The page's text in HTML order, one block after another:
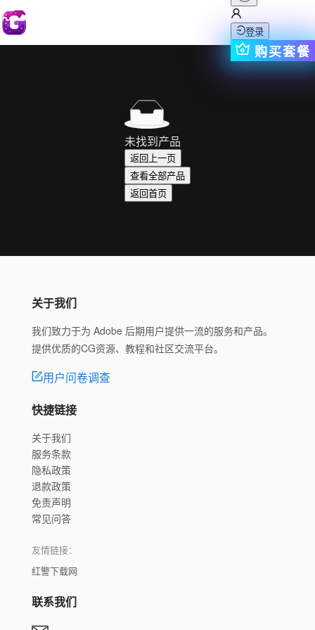
登录
购买套餐
未找到产品
返回上一页
查看全部产品
返回首页
关于我们
我们致力于为 Adobe 后期用户提供一流的服务和产品。
提供优质的CG资源、教程和社区交流平台。
用户问卷调查
快捷链接
关于我们
服务条款
隐私政策
退款政策
免责声明
常见问答
友情链接：
红警下载网
联系我们